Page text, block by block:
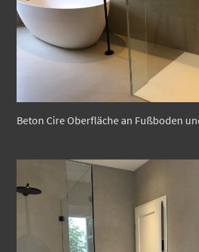
Beton Cire Oberfläche an Fußboden